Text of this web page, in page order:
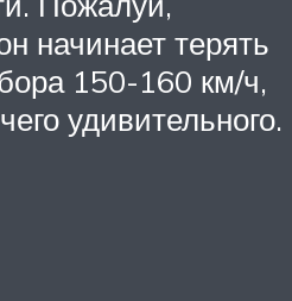
начинает терять
150-160 км/ч,
удивительного.